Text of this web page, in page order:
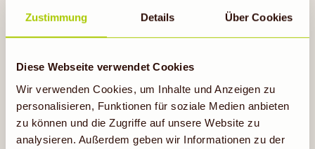
Zustimmung Details Über Cookies
Diese Webseite verwendet Cookies
Wir verwenden Cookies, um Inhalte und Anzeigen zu
personalisieren, Funktionen für soziale Medien anbieten
zu können und die Zugriffe auf unsere Website zu
analysieren. Außerdem geben wir Informationen zu der
Gegrillte Hähnchenbrust mit
Paprika-Pesto
13h